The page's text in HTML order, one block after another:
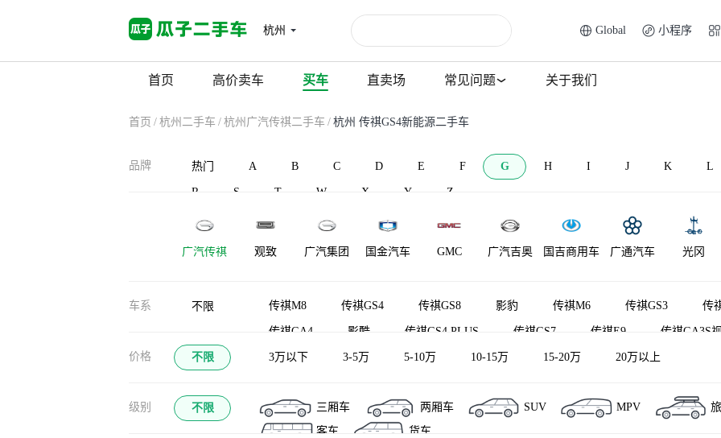
杭州 Global 小程序
首页 高价卖车 买车 直卖场 常见问题 关于我们
首页 / 杭州二手车 / 杭州广汽传祺二手车 / 杭州 传祺GS4新能源二手车
品牌 热门 A B C D E F G H I J K L
R S T W X Y Z
广汽传祺 观致 广汽集团 国金汽车 GMC 广汽吉奥 国吉商用车 广通汽车 光冈
车系 不限 传祺M8 传祺GS4 传祺GS8 影豹 传祺M6 传祺GS3 传
传祺GA4 影酷 传祺GS4 PLUS 传祺GS7 传祺E9 传祺GA3S
传祺ES9 传祺GS4新能源 传祺向往M8 传祺向往S7 传祺GA3
价格 不限 3万以下 3-5万 5-10万 10-15万 15-20万 20万以上
级别 不限 三厢车 两厢车 SUV MPV
客车
货车